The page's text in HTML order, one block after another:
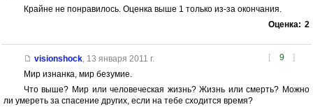
Крайне не понравилось. Оценка выше 1 только из-за окончания.
Оценка: 2
[ 9 ]
visionshock, 13 января 2011 г.
Мир изнанка, мир безумие.
Что выше? Мир или человеческая жизнь? Жизнь или смерть? Можно
ли умереть за спасение других, если на тебе сходится время?